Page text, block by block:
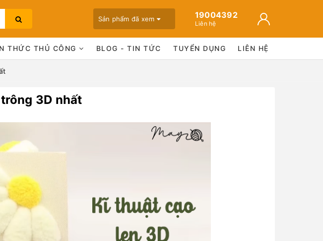
Sản phẩm đã xem 19004392
Liên hệ
THỨC THỦ CÔNG BLOG - TIN TỨC TUYỂN DỤNG LIÊN HỆ
3D nhất